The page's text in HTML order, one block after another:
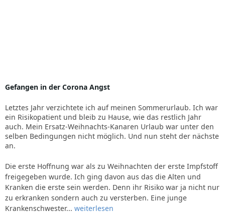
Gefangen in der Corona Angst
Letztes Jahr verzichtete ich auf meinen Sommerurlaub. Ich war
ein Risikopatient und bleib zu Hause, wie das restlich Jahr
auch. Mein Ersatz-Weihnachts-Kanaren Urlaub war unter den
selben Bedingungen nicht möglich. Und nun steht der nächste
an.
Die erste Hoffnung war als zu Weihnachten der erste Impfstoff
freigegeben wurde. Ich ging davon aus das die Alten und
Kranken die erste sein werden. Denn ihr Risiko war ja nicht nur
zu erkranken sondern auch zu versterben. Eine junge
Krankenschwester... weiterlesen